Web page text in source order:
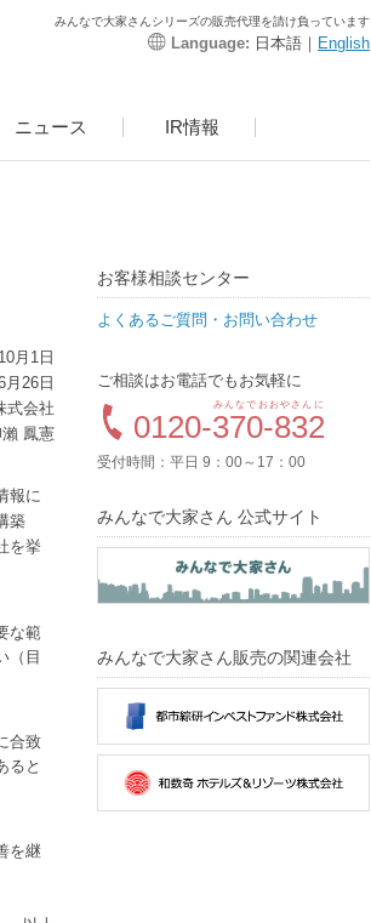
みんなで大家さんシリーズの販売代理を請け負っています
Language: 日本語｜ English
ニュース IR情報
月1日
26日
式会社
鳳憲
報に
築
を挙
な範
（目
合致
ると
を継
お客様相談センター
よくあるご質問・お問い合わせ
ご相談はお電話でもお気軽に
0120-370-832
みんなでおおやさんに
受付時間：平日 9：00～17：00
みんなで大家さん 公式サイト
みんなで大家さん販売の関連会社